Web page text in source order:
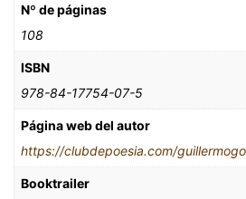
Nº de páginas
108
ISBN
978-84-17754-07-5
Página web del autor
https://clubdepoesia.com/
Booktrailer